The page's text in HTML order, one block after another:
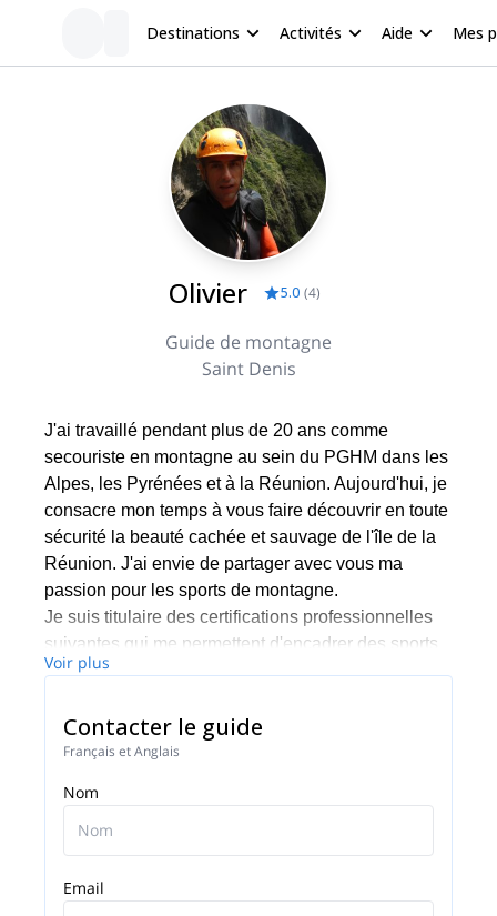
Destinations Activités Aide Mes
Olivier 5.0 (4)
Guide de montagne
Saint Denis
J'ai travaillé pendant plus de 20 ans comme
secouriste en montagne au sein du PGHM dans les
Alpes, les Pyrénées et à la Réunion. Aujourd'hui, je
consacre mon temps à vous faire découvrir en toute
sécurité la beauté cachée et sauvage de l'île de la
Réunion. J'ai envie de partager avec vous ma
passion pour les sports de montagne.
Je suis titulaire des certifications professionnelles
suivantes qui me permettent d'encadrer des sports
de montagne : Guide de haute montagne
canyoning) et moniteur d'escalade (DEJEPS
escalade et DEJEPS escalade en milieu naturel).
ses magnifiques côtes et plages et le volcan "Piton
de la Fournaise". Mais elle regorge également de
magnifiques sites naturels, sauvages et préservés,
que je vous ferai découvrir.
Voir plus
Contacter le guide
Français et Anglais
Nom
Email